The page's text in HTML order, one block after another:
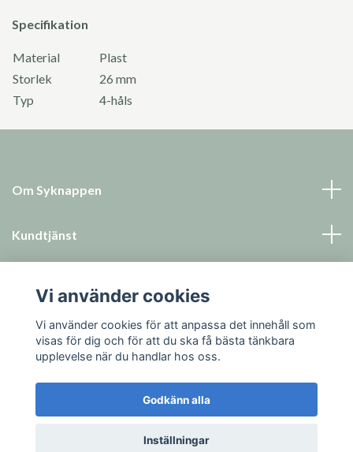
Specifikation
Material
Plast
Storlek
26 mm
Typ
4-håls
Om Syknappen
Kundtjänst
Sociala medier
© 2026 Syknappen
Vi använder cookies
Vi använder cookies för att anpassa det innehåll som
visas för dig och för att du ska få bästa tänkbara
upplevelse när du handlar hos oss.
Godkänn alla
Inställningar